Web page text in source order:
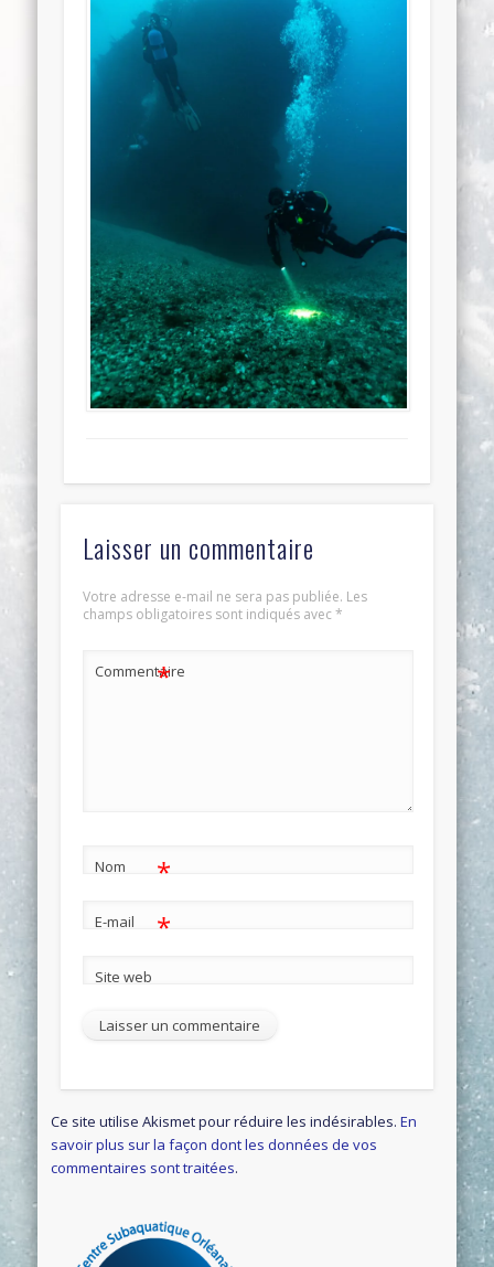
Laisser un commentaire
Votre adresse e-mail ne sera pas publiée. Les
champs obligatoires sont indiqués avec*
Commentaire
*
Nom *
E-mail *
Site web
Ce site utilise Akismet pour réduire les indésirables.En
savoir plus sur la façon dont les données de vos
commentaires sont traitées.